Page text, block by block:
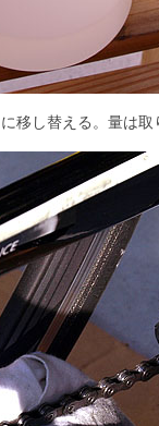
に移し替える。量は